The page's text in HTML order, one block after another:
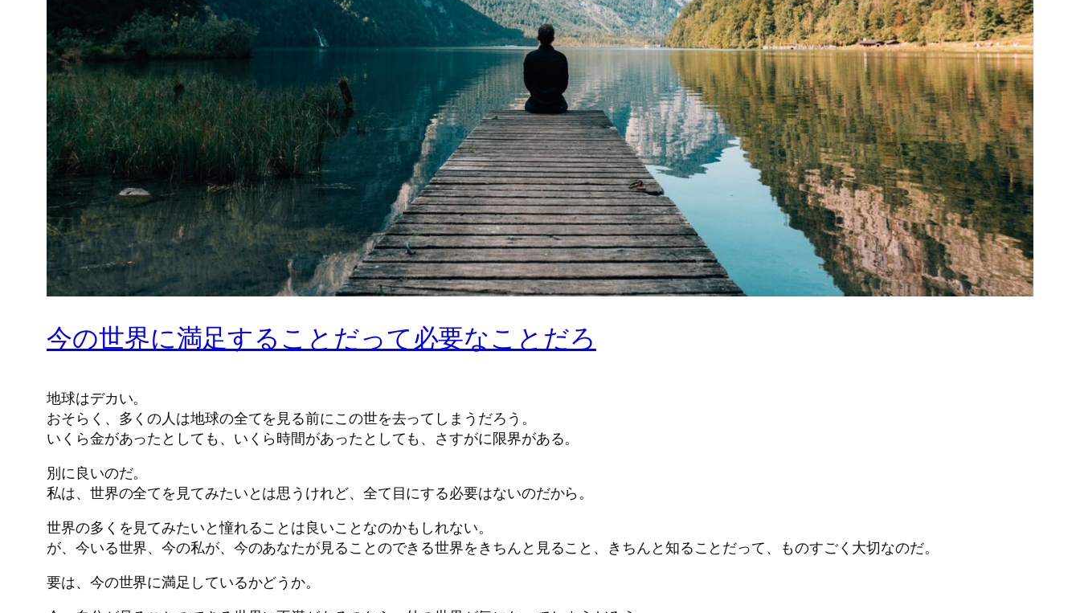
今の世界に満足することだって必要なことだろ
地球はデカい。
おそらく、多くの人は地球の全てを見る前にこの世を去ってしまうだろう。
いくら金があったとしても、いくら時間があったとしても、さすがに限界がある。
別に良いのだ。
私は、世界の全てを見てみたいとは思うけれど、全て目にする必要はないのだから。
世界の多くを見てみたいと憧れることは良いことなのかもしれない。
が、今いる世界、今の私が、今のあなたが見ることのできる世界をきちんと見ること、きちんと知ることだって、ものすごく大切なのだ。
要は、今の世界に満足しているかどうか。